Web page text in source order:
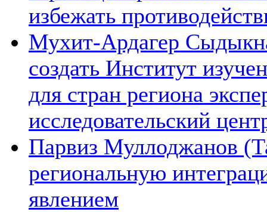
избежать
Мухит-Ардагер
создать Институт
для стран региона
исследовательский
Парвиз Муллоджанов
региональную
явлением